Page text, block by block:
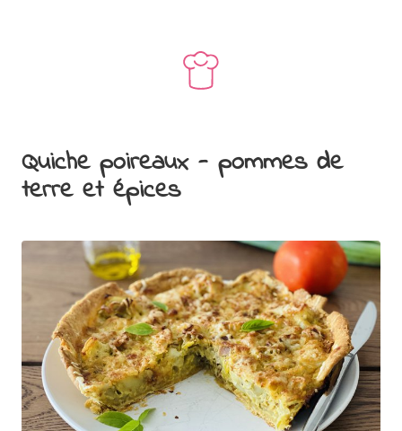
Quiche poireaux - pommes de
terre et épices